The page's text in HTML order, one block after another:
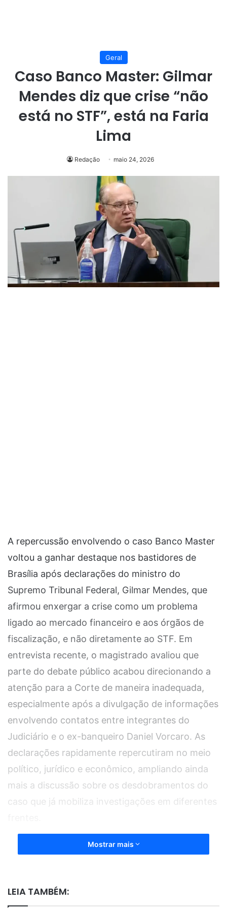
Geral
Caso Banco Master: Gilmar
Mendes diz que crise “não
está no STF”, está na Faria
Lima
Redação maio 24, 2026
A repercussão envolvendo o caso Banco Master
voltou a ganhar destaque nos bastidores de
Brasília após declarações do ministro do
Supremo Tribunal Federal, Gilmar Mendes, que
afirmou enxergar a crise como um problema
ligado ao mercado financeiro e aos órgãos de
fiscalização, e não diretamente ao STF. Em
entrevista recente, o magistrado avaliou que
parte do debate público acabou direcionando a
atenção para a Corte de maneira inadequada,
especialmente após a divulgação de informações
envolvendo contatos entre integrantes do
Judiciário e o ex-banqueiro Daniel Vorcaro. As
declarações rapidamente repercutiram no meio
político, jurídico e econômico, ampliando ainda
mais a discussão sobre os desdobramentos do
caso que já mobiliza investigações em diferentes
Durante a entrevista, Gilmar Mendes destacou
da crise estaria ligada a possíveis falhas de
Mostrar mais
LEIA TAMBÉM: